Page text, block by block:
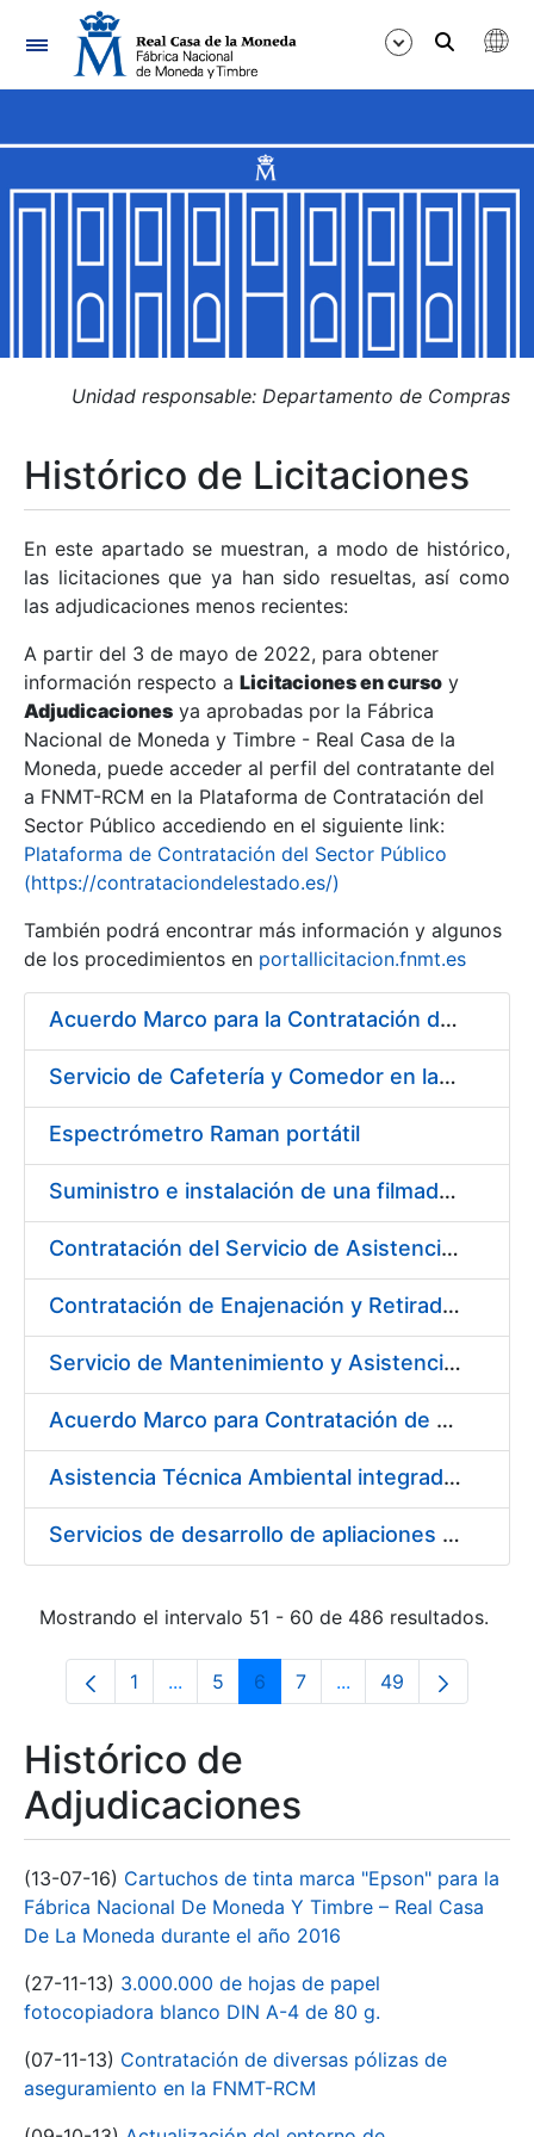
Navegación
Mostrar/Ocultar
Mostrar/Ocultar
Mostrar/Ocultar
Mostrar/Ocultar
Mostrar/Ocultar
Mostrar/Ocultar
Unidad responsable: Departamento de Compras
Histórico de Licitaciones
En este apartado se muestran, a modo de histórico,
las licitaciones que ya han sido resueltas, así como
las adjudicaciones menos recientes:
A partir del 3 de mayo de 2022, para obtener
información respecto a Licitaciones en curso y
Adjudicaciones ya aprobadas por la Fábrica
Nacional de Moneda y Timbre - Real Casa de la
Moneda, puede acceder al perfil del contratante del
a FNMT-RCM en la Plataforma de Contratación del
Sector Público accediendo en el siguiente link:
Plataforma de Contratación del Sector Público
(https://contrataciondelestado.es/)
También podrá encontrar más información y algunos
de los procedimientos en portallicitacion.fnmt.es
Acuerdo Marco para la Contratación del Suministro de Material de Ferretería
Servicio de Cafetería y Comedor en la sede central de la Fábrica Nacional de Moneda y Timbre-Real Casa de la Moneda en Madrid
Espectrómetro Raman portátil
Suministro e instalación de una filmadora de plantillas pásticas
Contratación del Servicio de Asistencia Sanitaria de Enfermería de Urgencias
Contratación de Enajenación y Retirada de residuos de PVC, policarbonato y plásticos durante el año 2021
Servicio de Mantenimiento y Asistencia Técnica Integral de la máquina HP INDIGO 12000 del Departamento de Timbre en su sede de Madrid
Acuerdo Marco para Contratación de Servicios para desarrollo evolutivo de componentes software de la infraestructura de CERES
Asistencia Técnica Ambiental integrada en la Fábrica de Papel de Burgos
Servicios de desarrollo de apliaciones con APPWORKS
Mostrando el intervalo 51 - 60 de 486 resultados.
Página
1 ...Páginas intermedias Use TAB para
Página
5 Página
6 Página
7 ...Páginas intermedias
Página
49
Histórico de
Adjudicaciones
(13-07-16) Cartuchos de tinta marca "Epson" para la
Fábrica Nacional De Moneda Y Timbre – Real Casa
De La Moneda durante el año 2016
(27-11-13) 3.000.000 de hojas de papel
fotocopiadora blanco DIN A-4 de 80 g.
(07-11-13) Contratación de diversas pólizas de
aseguramiento en la FNMT-RCM